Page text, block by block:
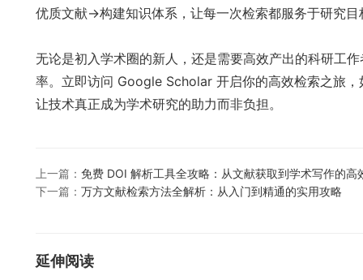
优质文献→构建知识体系，让每一次检索都服务于研究目
无论是初入学术圈的新人，还是需要高效产出的科研工
率。立即访问 Google Scholar 开启你的高效检索之旅
让技术真正成为学术研究的助力而非负担。
上一篇： 免费 DOI 解析工具全攻略：从文献获取到学术写作的高
下一篇： 万方文献检索方法全解析：从入门到精通的实用攻略
延伸阅读